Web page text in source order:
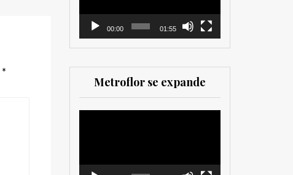
*
que trabajan en el sector
00:00 01:55
Metroflor se expande